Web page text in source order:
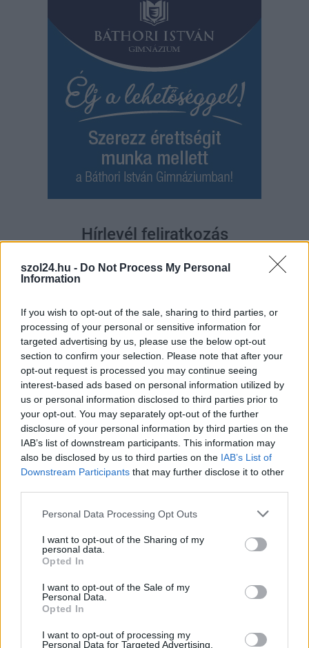
szol24.hu - Do Not Process My Personal
Information
If you wish to opt-out of the sale, sharing to third parties, or
processing of your personal or sensitive information for
targeted advertising by us, please use the below opt-out
section to confirm your selection. Please note that after your
opt-out request is processed you may continue seeing
interest-based ads based on personal information utilized by
us or personal information disclosed to third parties prior to
your opt-out. You may separately opt-out of the further
disclosure of your personal information by third parties on the
IAB’s list of downstream participants. This information may
also be disclosed by us to third parties on the IAB’s List of
Downstream Participants that may further disclose it to other
Please note that this website/app uses one or more Google
not limited to your visit or usage behaviour. You may click to
grant or deny consent to Google and its third-party tags to
use your data for below specified purposes in below Google
consent section.
Personal Data Processing Opt Outs
I want to opt-out of the Sharing of my
personal data.
Opted In
I want to opt-out of the Sale of my
Personal Data.
Opted In
I want to opt-out of processing my
Personal Data for Targeted Advertising.
Hírlevél feliratkozás
Adja meg keresztnevét:
Adja
meg e-mail címét:
Nem szeretne lemaradni semmiről? Csak egy kattintás, és hírlevelünk a
legfrissebb információkkal és exkluzív tartalmakkal hétről hétre
postaládájába érkezik!
A SZOL24 legfrissebb 24 cikke
A Tisza Párt Dr. Baka Andrást jelöli köztársasági elnöknek
Óriási, több mint két méteres harcsát fogott a Tiszán a 13 éves
fiú (VIDEÓVAL)
Hétfőn kezdik, csütörtökön végeznek – lezárás miatt
fennakadásokra és pótlóbuszos közlekedésre számítsunk az
egyik Jász-Nagykun-Szolnok megyei vasútvonalon
Visszaszámlálás indul: -1, 0, Sziget!
Magyarország jobban látszik közelről – heti médiaszemle a
független helyi sajtóból